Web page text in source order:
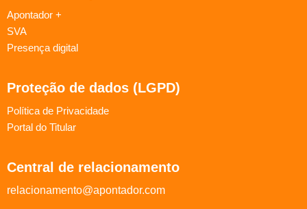
Apontador +
SVA
Presença digital
Proteção de dados (LGPD)
Política de Privacidade
Portal do Titular
Central de relacionamento
relacionamento@apontador.com